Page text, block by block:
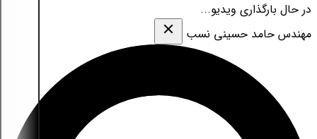
در حال بارگذاری ویدیو...
مهندس حامد حسینی نسب